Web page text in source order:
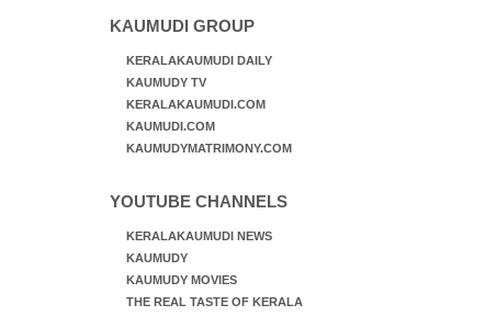
KAUMUDI GROUP
KERALAKAUMUDI DAILY
KAUMUDY TV
KERALAKAUMUDI.COM
KAUMUDI.COM
KAUMUDYMATRIMONY.COM
YOUTUBE CHANNELS
KERALAKAUMUDI NEWS
KAUMUDY
KAUMUDY MOVIES
THE REAL TASTE OF KERALA